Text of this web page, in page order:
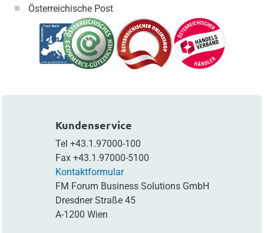
Österreichische Post
Kundenservice
Tel +43.1.97000-100
Fax +43.1.97000-5100
Kontaktformular
FM Forum Business Solutions GmbH
Dresdner Straße 45
A-1200 Wien